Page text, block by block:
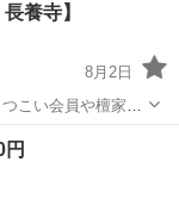
養寺】
8月2日
こい会員や檀家の